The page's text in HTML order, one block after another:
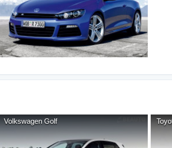
Volkswagen Golf